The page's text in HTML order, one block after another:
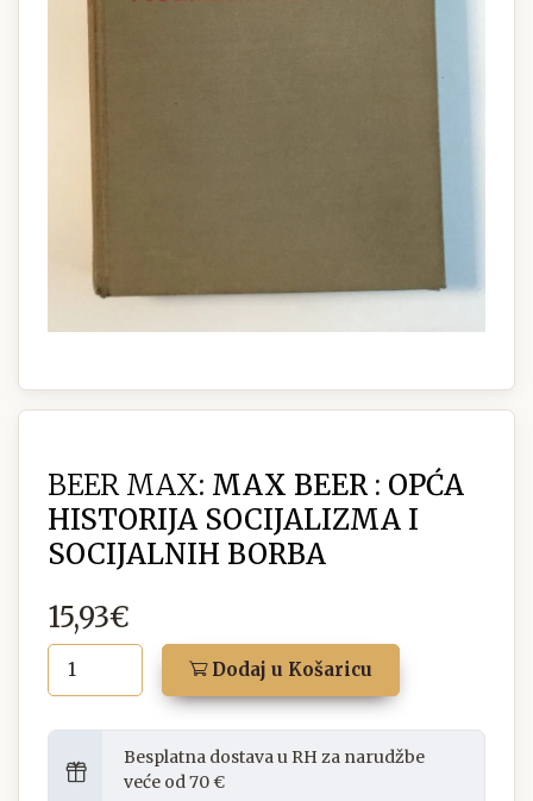
BEER MAX: MAX BEER : OPĆA
HISTORIJA SOCIJALIZMA I
SOCIJALNIH BORBA
15,93€
Dodaj u Košaricu
Besplatna dostava u RH za narudžbe
veće od 70 €